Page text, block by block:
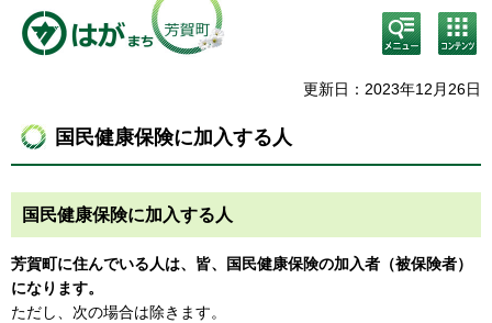
検
索・
メニ
コン
テン
ニュ
更新日：2023年12月26日
国民健康保険に加入する人
国民健康保険に加入する人
芳賀町に住んでいる人は、皆、国民健康保険の加入者（被保険者）
になります。
ただし、次の場合は除きます。